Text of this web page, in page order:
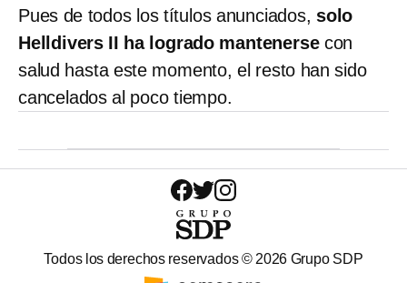
Pues de todos los títulos anunciados, solo
Helldivers II ha logrado mantenersecon
salud hasta este momento, el resto han sido
cancelados al poco tiempo.
Todos los derechos reservados © 2026 Grupo SDP